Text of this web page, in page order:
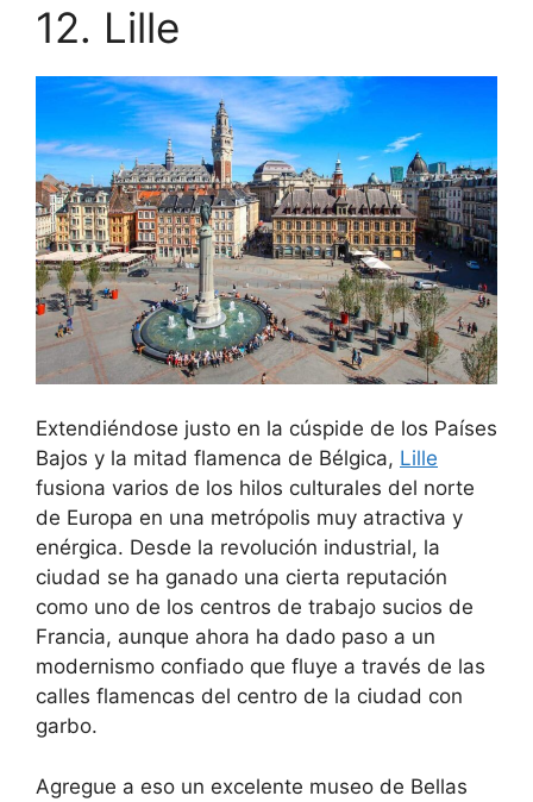
12. Lille
Extendiéndose justo en la cúspide de los Países
Bajos y la mitad flamenca de Bélgica, Lille
fusiona varios de los hilos culturales del norte
de Europa en una metrópolis muy atractiva y
enérgica. Desde la revolución industrial, la
ciudad se ha ganado una cierta reputación
como uno de los centros de trabajo sucios de
Francia, aunque ahora ha dado paso a un
modernismo confiado que fluye a través de las
calles flamencas del centro de la ciudad con
garbo.
Agregue a eso un excelente museo de Bellas